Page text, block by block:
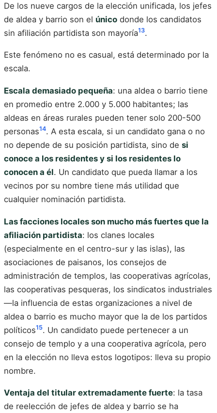
De los nueve cargos de la elección unificada, los jefes
de aldea y barrio son el único donde los candidatos
sin afiliación partidista son mayoría13.
Este fenómeno no es casual, está determinado por la
escala.
Escala demasiado pequeña: una aldea o barrio tiene
en promedio entre 2.000 y 5.000 habitantes; las
aldeas en áreas rurales pueden tener solo 200-500
personas14. A esta escala, si un candidato gana o no
no depende de su posición partidista, sino de si
conoce a los residentes y si los residentes lo
conocen a él. Un candidato que pueda llamar a los
vecinos por su nombre tiene más utilidad que
cualquier nominación partidista.
Las facciones locales son mucho más fuertes que la
afiliación partidista: los clanes locales
(especialmente en el centro-sur y las islas), las
asociaciones de paisanos, los consejos de
administración de templos, las cooperativas agrícolas,
las cooperativas pesqueras, los sindicatos industriales
—la influencia de estas organizaciones a nivel de
aldea o barrio es mucho mayor que la de los partidos
políticos15. Un candidato puede pertenecer a un
consejo de templo y a una cooperativa agrícola, pero
en la elección no lleva estos logotipos: lleva su propio
nombre.
Ventaja del titular extremadamente fuerte: la tasa
de reelección de jefes de aldea y barrio se ha